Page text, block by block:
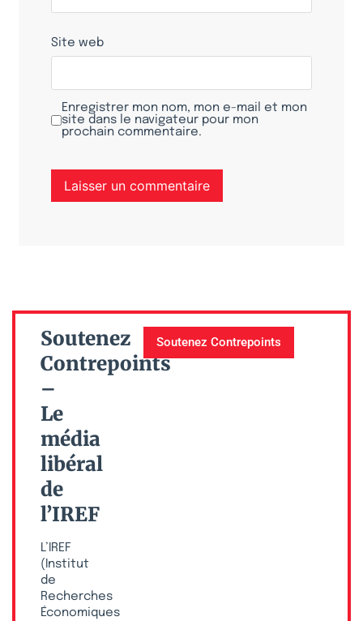
Site web
Enregistrer mon nom, mon e-mail et mon
site dans le navigateur pour mon
prochain commentaire.
Soutenez
Contrepoints
–
Le
média
libéral
de
l’IREF
L’IREF
(Institut
de
Recherches
Économiques
Soutenez Contrepoints